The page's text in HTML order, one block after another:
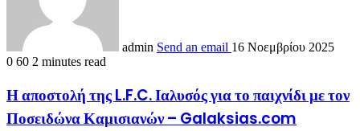
admin Send an email 16 Νοεμβρίου 2025
0 60 2 minutes read
Η αποστολή της L.F.C. Ιαλυσός για το παιχνίδι με τον
Ποσειδώνα Καμισιανών – Galaksias.com